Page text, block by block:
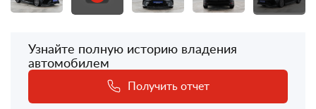
Узнайте полную историю владения
автомобилем
Получить отчет